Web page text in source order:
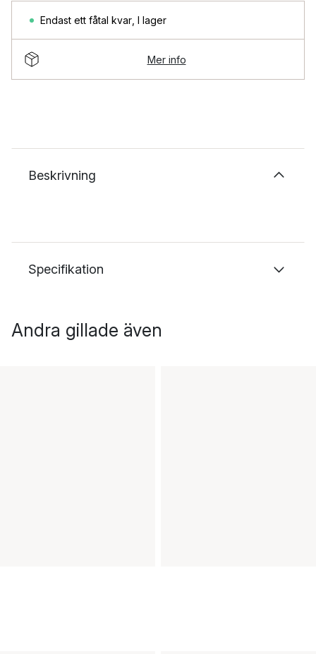
Endast ett fåtal kvar I lager
Mer info
Beskrivning
Specifikation
Andra gillade även